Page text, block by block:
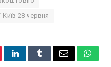
Київ 28 червня
LinkedInTumblrEmail